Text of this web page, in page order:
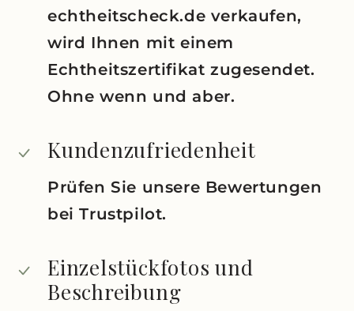
echtheitscheck.de verkaufen,
wird Ihnen mit einem
Echtheitszertifikat zugesendet.
Ohne wenn und aber.
Kundenzufriedenheit
Prüfen Sie unsere Bewertungen
bei Trustpilot.
Einzelstückfotos und
Beschreibung